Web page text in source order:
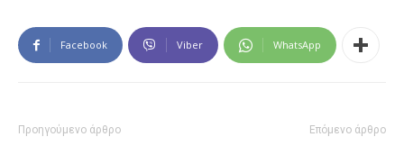
Facebook Viber WhatsApp
Προηγούμενο άρθρο Επόμενο άρθρο